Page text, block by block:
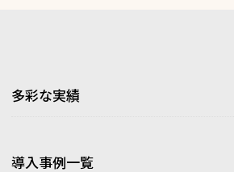
多彩な実績
導入事例一覧